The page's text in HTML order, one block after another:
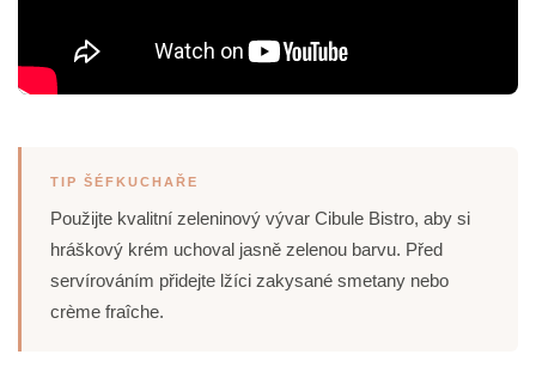
TIP ŠÉFKUCHAŘE
Použijte kvalitní zeleninový vývar Cibule Bistro, aby si
hráškový krém uchoval jasně zelenou barvu. Před
servírováním přidejte lžíci zakysané smetany nebo
crème fraîche.